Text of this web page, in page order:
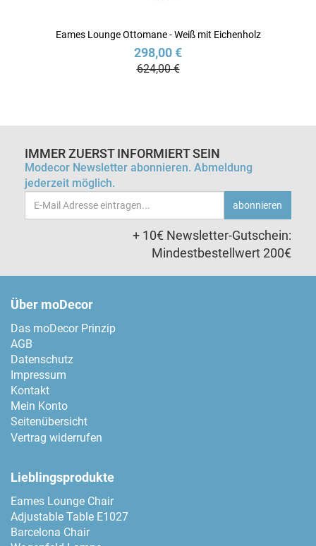
Eames Lounge Ottomane - Weiß mit Eichenholz
298,00 €
624,00 €
IMMER ZUERST INFORMIERT SEIN
Modecor Newsletter abonnieren. Abmeldung
jederzeit möglich.
Email-
Adresse
abonnieren
+ 10€ Newsletter-Gutschein:
Mindestbestellwert 200€
Über moDecor
Das moDecor Prinzip
AGB
Datenschutz
Impressum
Kontakt
Mein Konto
Seitenübersicht
Vertrag widerrufen
Lieblingsprodukte
Eames Lounge Chair
Adjustable Table E1027
Barcelona Chair